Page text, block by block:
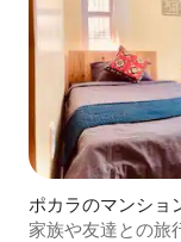
ポカラのマンショ
家族や友達との旅